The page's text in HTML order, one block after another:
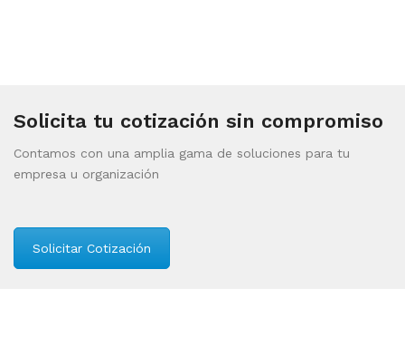
Solicita tu cotización sin compromiso
Contamos con una amplia gama de soluciones para tu
empresa u organización
Solicitar Cotización